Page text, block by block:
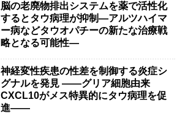
脳の老廃物排出システムを薬で活性化
するとタウ病理が抑制―アルツハイマ
ー病などタウオパチーの新たな治療戦
略となる可能性―
神経変性疾患の性差を制御する炎症シ
グナルを発見 ――グリア細胞由来
CXCL10がメス特異的にタウ病理を促
進――